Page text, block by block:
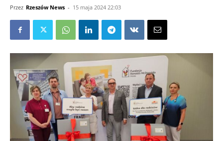
Przez Rzeszów News - 15 maja 2024 22:03